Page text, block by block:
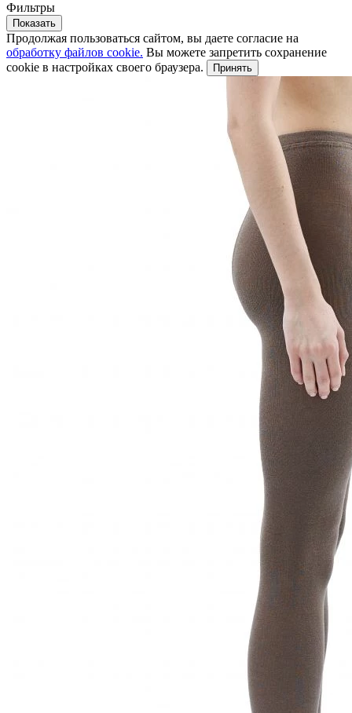
Фильтры
Показать
Продолжая пользоваться сайтом, вы даете согласие на
обработку файлов cookie. Вы можете запретить сохранение
cookie в настройках своего браузера.
Принять